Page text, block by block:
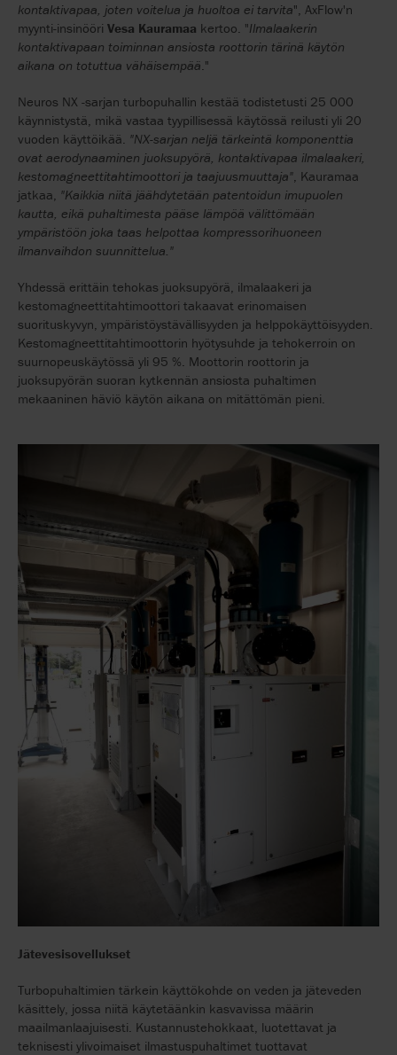
kontaktivapaa, joten voitelua ja huoltoa ei tarvita", AxFlow'n
myynti-insinööri Vesa Kauramaa kertoo. "Ilmalaakerin
kontaktivapaan toiminnan ansiosta roottorin tärinä käytön
aikana on totuttua vähäisempää."
Neuros NX -sarjan turbopuhallin kestää todistetusti 25 000
käynnistystä, mikä vastaa tyypillisessä käytössä reilusti yli 20
vuoden käyttöikää. "NX-sarjan neljä tärkeintä komponenttia
ovat aerodynaaminen juoksupyörä, kontaktivapaa ilmalaakeri,
kestomagneettitahtimoottori ja taajuusmuuttaja", Kauramaa
jatkaa, "Kaikkia niitä jäähdytetään patentoidun imupuolen
kautta, eikä puhaltimesta pääse lämpöä välittömään
ympäristöön joka taas helpottaa kompressorihuoneen
ilmanvaihdon suunnittelua."
Yhdessä erittäin tehokas juoksupyörä, ilmalaakeri ja
kestomagneettitahtimoottori takaavat erinomaisen
suorituskyvyn, ympäristöystävällisyyden ja helppokäyttöisyyden.
Kestomagneettitahtimoottorin hyötysuhde ja tehokerroin on
suurnopeuskäytössä yli 95 %. Moottorin roottorin ja
juoksupyörän suoran kytkennän ansiosta puhaltimen
mekaaninen häviö käytön aikana on mitättömän pieni.
Jätevesisovellukset
Turbopuhaltimien tärkein käyttökohde on veden ja jäteveden
käsittely, jossa niitä käytetäänkin kasvavissa määrin
maailmanlaajuisesti. Kustannustehokkaat, luotettavat ja
teknisesti ylivoimaiset ilmastuspuhaltimet tuottavat